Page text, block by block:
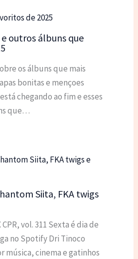
outros álbuns que
os álbuns que mais
bonitas e mençoes
chegando ao fim e esses
que…
Siita, FKA twigs
CPR, vol. 311 Sexta é dia de
no Spotify Dri Tinoco
música, cinema e gatinhos